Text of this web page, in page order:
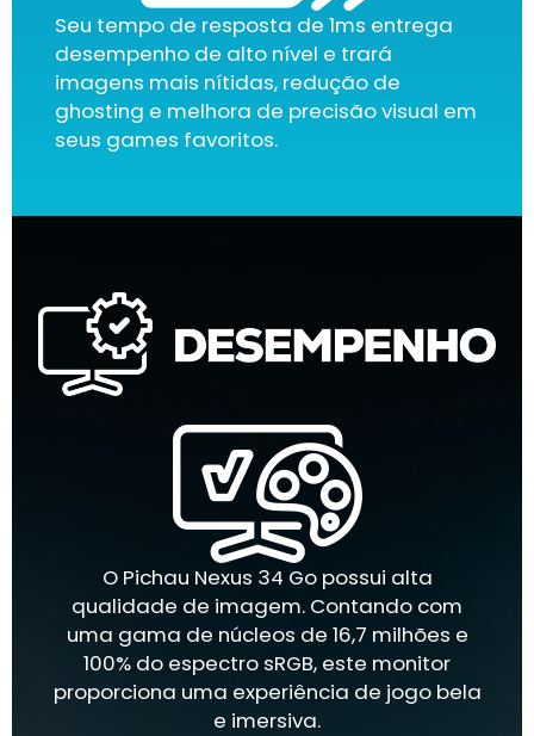
Seu tempo de resposta de 1ms entrega
desempenho de alto nível e trará
imagens mais nítidas, redução de
ghosting e melhora de precisão visual em
seus games favoritos.
O Pichau Nexus 34 Go possui alta
qualidade de imagem. Contando com
uma gama de núcleos de 16,7 milhões e
100% do espectro sRGB, este monitor
proporciona uma experiência de jogo bela
e imersiva.